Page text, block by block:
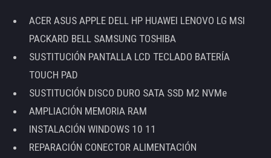
ACER ASUS APPLE DELL HP HUAWEI LENOVO LG MSI
PACKARD BELL SAMSUNG TOSHIBA
SUSTITUCIÓN PANTALLA LCD TECLADO BATERÍA
TOUCH PAD
SUSTITUCIÓN DISCO DURO SATA SSD M2 NVMe
AMPLIACIÓN MEMORIA RAM
INSTALACIÓN WINDOWS 10 11
REPARACIÓN CONECTOR ALIMENTACIÓN